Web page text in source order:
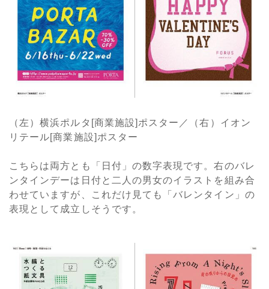
（左）横浜ポルタ[商業施設]ポスター／（右）イオン
リテール[商業施設]ポスター
こちらは両方とも「日付」の数字表現です。右のバレ
ンタインデーは日付と二人の男女のイラストを組み合
わせていますが、これだけ見ても「バレンタイン」の
表現として成立しそうです。